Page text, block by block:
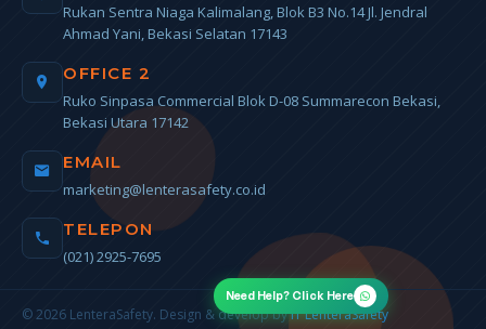
Need Help? Click Here
Rukan Sentra Niaga Kalimalang, Blok B3 No.14 Jl. Jendral
Ahmad Yani, Bekasi Selatan 17143
OFFICE 2
Ruko Sinpasa Commercial Blok D-08 Summarecon Bekasi,
Bekasi Utara 17142
EMAIL
marketing@lenterasafety.co.id
TELEPON
(021) 2925-7695
© 2026 LenteraSafety. Design & develop byIT LenteraSafety